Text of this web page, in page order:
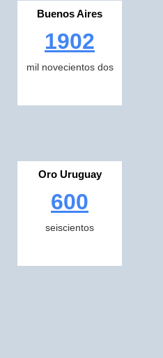
Buenos Aires
1902
mil novecientos dos
Oro Uruguay
600
seiscientos